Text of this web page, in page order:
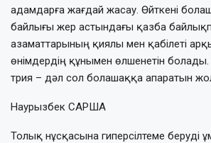
адамдарға жағдай жасау. Өйткені
байлығы жер астындағы қазба
азаматтарының қиялы мен қабілеті
өнімдердің құны­мен өлшенетін
трия – дәл сол болашаққа апаратын
Наурызбек САРША
Толық нұсқасына гиперсілтеме беруді